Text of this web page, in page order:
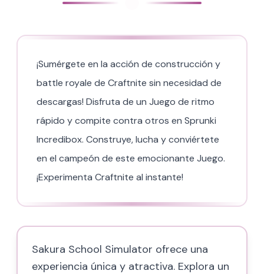
¡Sumérgete en la acción de construcción y
battle royale de Craftnite sin necesidad de
descargas! Disfruta de un Juego de ritmo
rápido y compite contra otros en Sprunki
Incredibox. Construye, lucha y conviértete
en el campeón de este emocionante Juego.
¡Experimenta Craftnite al instante!
Sakura School Simulator ofrece una
experiencia única y atractiva. Explora un